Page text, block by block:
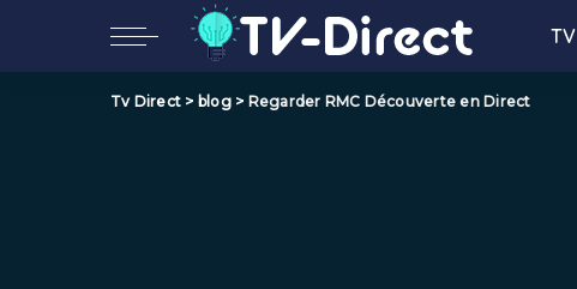
TV
Tv Direct > blog> Regarder RMC Découverte en Direct